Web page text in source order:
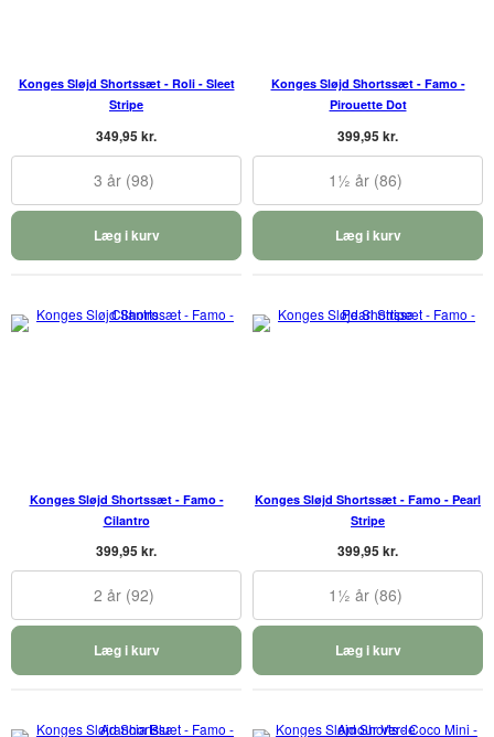
Konges Sløjd Shortssæt - Roli - Sleet
Stripe
349,95 kr.
3 år (98)
Læg i kurv
Konges Sløjd Shortssæt - Famo -
Pirouette Dot
399,95 kr.
1½ år (86)
Læg i kurv
Konges Sløjd Shortssæt - Famo -
Cilantro
399,95 kr.
2 år (92)
Læg i kurv
Konges Sløjd Shortssæt - Famo - Pearl
Stripe
399,95 kr.
1½ år (86)
Læg i kurv